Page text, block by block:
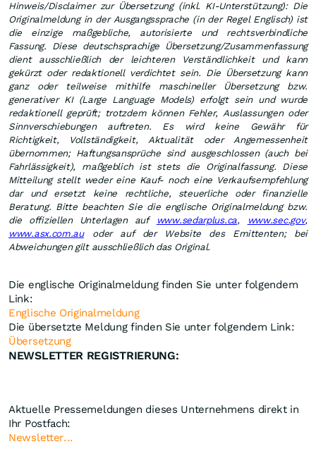
Hinweis/Disclaimer zur Übersetzung (inkl. KI-Unterstützung): Die
Originalmeldung in der Ausgangssprache (in der Regel Englisch) ist
die einzige maßgebliche, autorisierte und rechtsverbindliche
Fassung. Diese deutschsprachige Übersetzung/Zusammenfassung
dient ausschließlich der leichteren Verständlichkeit und kann
gekürzt oder redaktionell verdichtet sein. Die Übersetzung kann
ganz oder teilweise mithilfe maschineller Übersetzung bzw.
generativer KI (Large Language Models) erfolgt sein und wurde
redaktionell geprüft; trotzdem können Fehler, Auslassungen oder
Sinnverschiebungen auftreten. Es wird keine Gewähr für
Richtigkeit, Vollständigkeit, Aktualität oder Angemessenheit
übernommen; Haftungsansprüche sind ausgeschlossen (auch bei
Fahrlässigkeit), maßgeblich ist stets die Originalfassung. Diese
Mitteilung stellt weder eine Kauf- noch eine Verkaufsempfehlung
dar und ersetzt keine rechtliche, steuerliche oder finanzielle
Beratung. Bitte beachten Sie die englische Originalmeldung bzw.
die offiziellen Unterlagen auf
www.sedarplus.ca, www.sec.gov,
www.asx.com.au
oder auf der Website des Emittenten; bei
Abweichungen gilt ausschließlich das Original.
Die englische Originalmeldung finden Sie unter folgendem
Link:
Englische Originalmeldung
Die übersetzte Meldung finden Sie unter folgendem Link:
Übersetzung
NEWSLETTER REGISTRIERUNG:
Aktuelle Pressemeldungen dieses Unternehmens direkt in
Ihr Postfach:
Newsletter...